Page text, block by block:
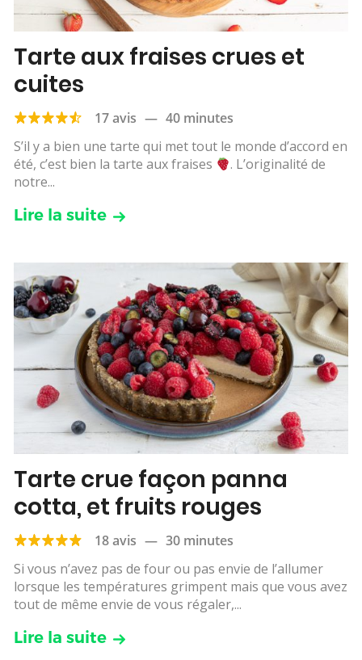
Tarte aux fraises crues et
cuites
17 avis — 40 minutes
S’il y a bien une tarte qui met tout le monde d’accord en
été, c’est bien la tarte aux fraises
. L’originalité de
notre...
Lire la suite
Tarte crue façon panna
cotta, et fruits rouges
18 avis — 30 minutes
Si vous n’avez pas de four ou pas envie de l’allumer
lorsque les températures grimpent mais que vous avez
tout de même envie de vous régaler,...
Lire la suite